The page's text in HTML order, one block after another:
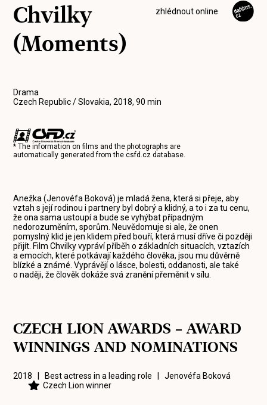
zhlédnout online
Chvilky
(Moments)
Drama
Czech Republic / Slovakia, 2018, 90 min
* The information on films and the photographs are
automatically generated from thecsfd.cz database.
Anežka (Jenovéfa Boková) je mladá žena, která si přeje, aby
vztah s její rodinou i partnery byl dobrý a klidný, a to i za tu cenu,
že ona sama ustoupí a bude se vyhýbat případným
nedorozuměním, sporům. Neuvědomuje si ale, že onen
pomyslný klid je jen klidem před bouří, která musí dříve či později
přijít. Film Chvilky vypráví příběh o základních situacích, vztazích
a emocích, které potkávají každého člověka, jsou mu důvěrně
blízké a známé. Vyprávějí o lásce, bolesti, oddanosti, ale také
o naději, že člověk dokáže svá zranění přeměnit v sílu.
CZECH LION AWARDS – AWARD
WINNINGS AND NOMINATIONS
2018 | Best actress in a leading role |Jenovéfa Boková
Czech Lion winner